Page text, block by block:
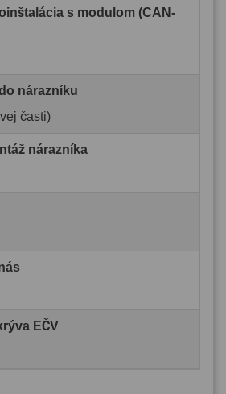
s modulom (CAN-
nárazníku
časti)
nárazníka
EČV